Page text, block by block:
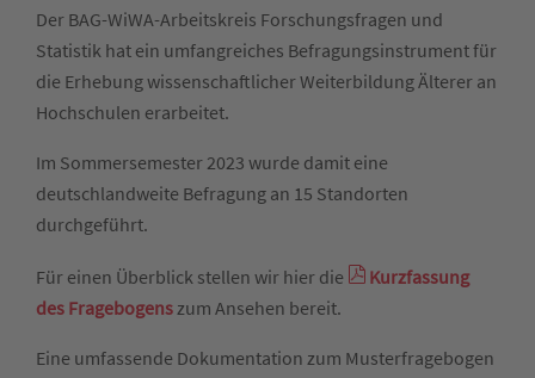
Der BAG-WiWA-Arbeitskreis Forschungsfragen und
Statistik hat ein umfangreiches Befragungsinstrument für
die Erhebung wissenschaftlicher Weiterbildung Älterer an
Hochschulen erarbeitet.
Im Sommersemester 2023 wurde damit eine
deutschlandweite Befragung an 15 Standorten
durchgeführt.
Für einen Überblick stellen wir hier die
Kurzfassung
des Fragebogenszum Ansehen bereit.
Eine umfassende Dokumentation zum Musterfragebogen